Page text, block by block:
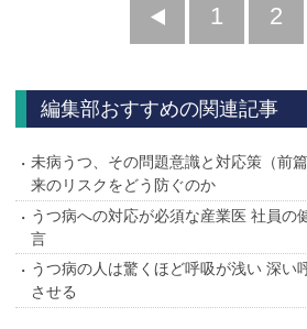
前
1 2
編集部おすすめの関連記事
未病うつ、その問題意識と対応策（前
来のリスクをどう防ぐのか
うつ病への対応が必須な産業医 社員の
言
うつ病の人は驚くほど呼吸が浅い 深い
させる